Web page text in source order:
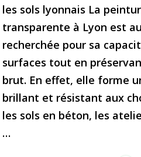
les sols lyonnais La
transparente à Lyon est
recherchée pour sa
surfaces tout en
brut. En effet, elle forme
brillant et résistant aux
les sols en béton, les
…